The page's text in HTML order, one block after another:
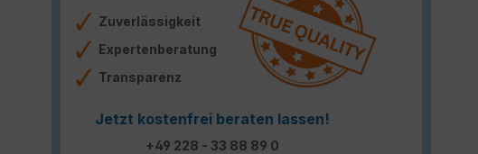
Zuverlässigkeit
Expertenberatung
Transparenz
Jetzt kostenfrei beraten lassen!
+49 228 - 33 88 89 0